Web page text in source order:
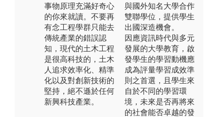
事物原理充滿好奇心
的你來就讀。不要再
有念工程學群只能去
傳統產業的錯誤認
知，現代的土木工程
是很高科技的，土木
人追求效率化、精準
化以及對創新技術的
堅持，絕不遜於任何
新興科技產業。
與國外知名大學合作
雙聯學位，提供學生
出國深造機會。
因應資訊時代與多元
發展的大學教育，啟
發學生的學習動機應
成為評量學習成效準
則之首選，且學生來
自於不同的學習環
境，未來是否再將來
的社會能否卓越的發